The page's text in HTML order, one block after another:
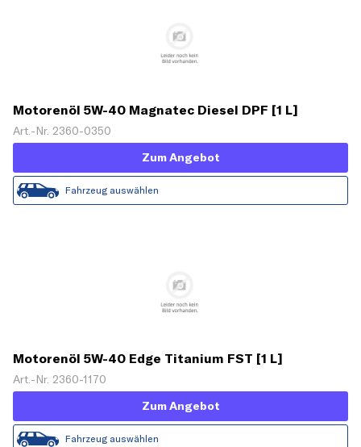
Motorenöl 5W-40 Magnatec Diesel DPF [1 L]
Art.-Nr. 2360-0350
Zum Angebot
Fahrzeug auswählen
Motorenöl 5W-40 Edge Titanium FST [1 L]
Art.-Nr. 2360-1170
Zum Angebot
Fahrzeug auswählen